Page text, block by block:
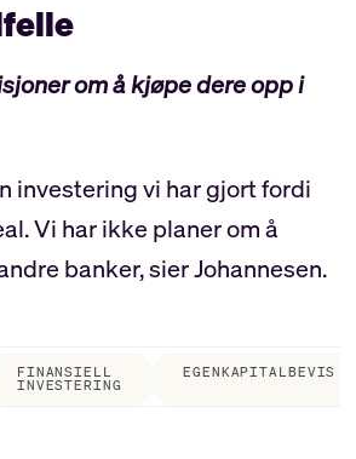
om å kjøpe dere opp i
investering vi har gjort fordi
Vi har ikke planer om å
banker, sier Johannesen.
FINANSIELL
INVESTERING
EGENKAPITALBEVIS